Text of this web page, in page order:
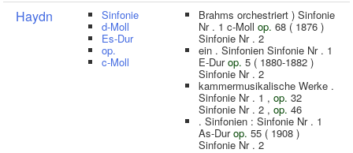
Haydn Sinfonie
d-Moll
Es-Dur
op.
c-Moll
Brahms orchestriert ) Sinfonie
Nr . 1 c-Moll op. 68 ( 1876 )
Sinfonie Nr . 2
ein . Sinfonien Sinfonie Nr . 1
E-Durop. 5 ( 1880-1882 )
Sinfonie Nr . 2
kammermusikalische Werke .
Sinfonie Nr . 1 , op. 32
Sinfonie Nr . 2 , op. 46
. Sinfonien : Sinfonie Nr . 1
As-Durop. 55 ( 1908 )
Sinfonie Nr . 2